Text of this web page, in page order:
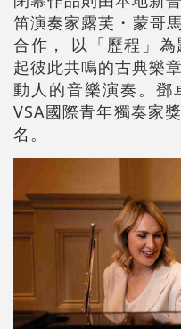
笛演奏家露芙・蒙哥
合作， 以「歷程」
起彼此共鳴的古典樂
動人的音樂演奏。鄧
VSA國際青年獨奏家
名。